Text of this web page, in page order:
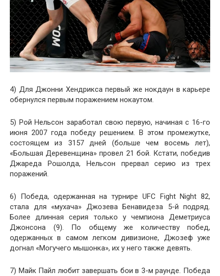
4) Для Джонни Хендрикса первый же нокдаун в карьере
обернулся первым поражением нокаутом.
5) Рой Нельсон заработал свою первую, начиная с 16-го
июня 2007 года победу решением. В этом промежутке,
состоящем из 3157 дней (больше чем восемь лет),
«Большая Деревенщина» провел 21 бой. Кстати, победив
Джареда Рошолда, Нельсон прервал серию из трех
поражений.
6) Победа, одержанная на турнире UFC Fight Night 82,
стала для «мухача» Джозева Бенавидеза 5-й подряд.
Более длинная серия только у чемпиона Деметриуса
Джонсона (9). По общему же количеству побед,
одержанных в самом легком дивизионе, Джозеф уже
догнал «Могучего мышонка», их у него также девять.
7) Майк Пайл любит завершать бои в 3-м раунде. Победа